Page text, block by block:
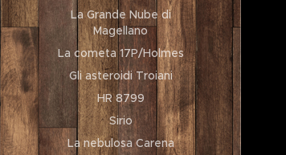
La Grande Nube di
Magellano
La cometa 17P/Holmes
Gli asteroidi Troiani
HR 8799
Sirio
La nebulosa Carena